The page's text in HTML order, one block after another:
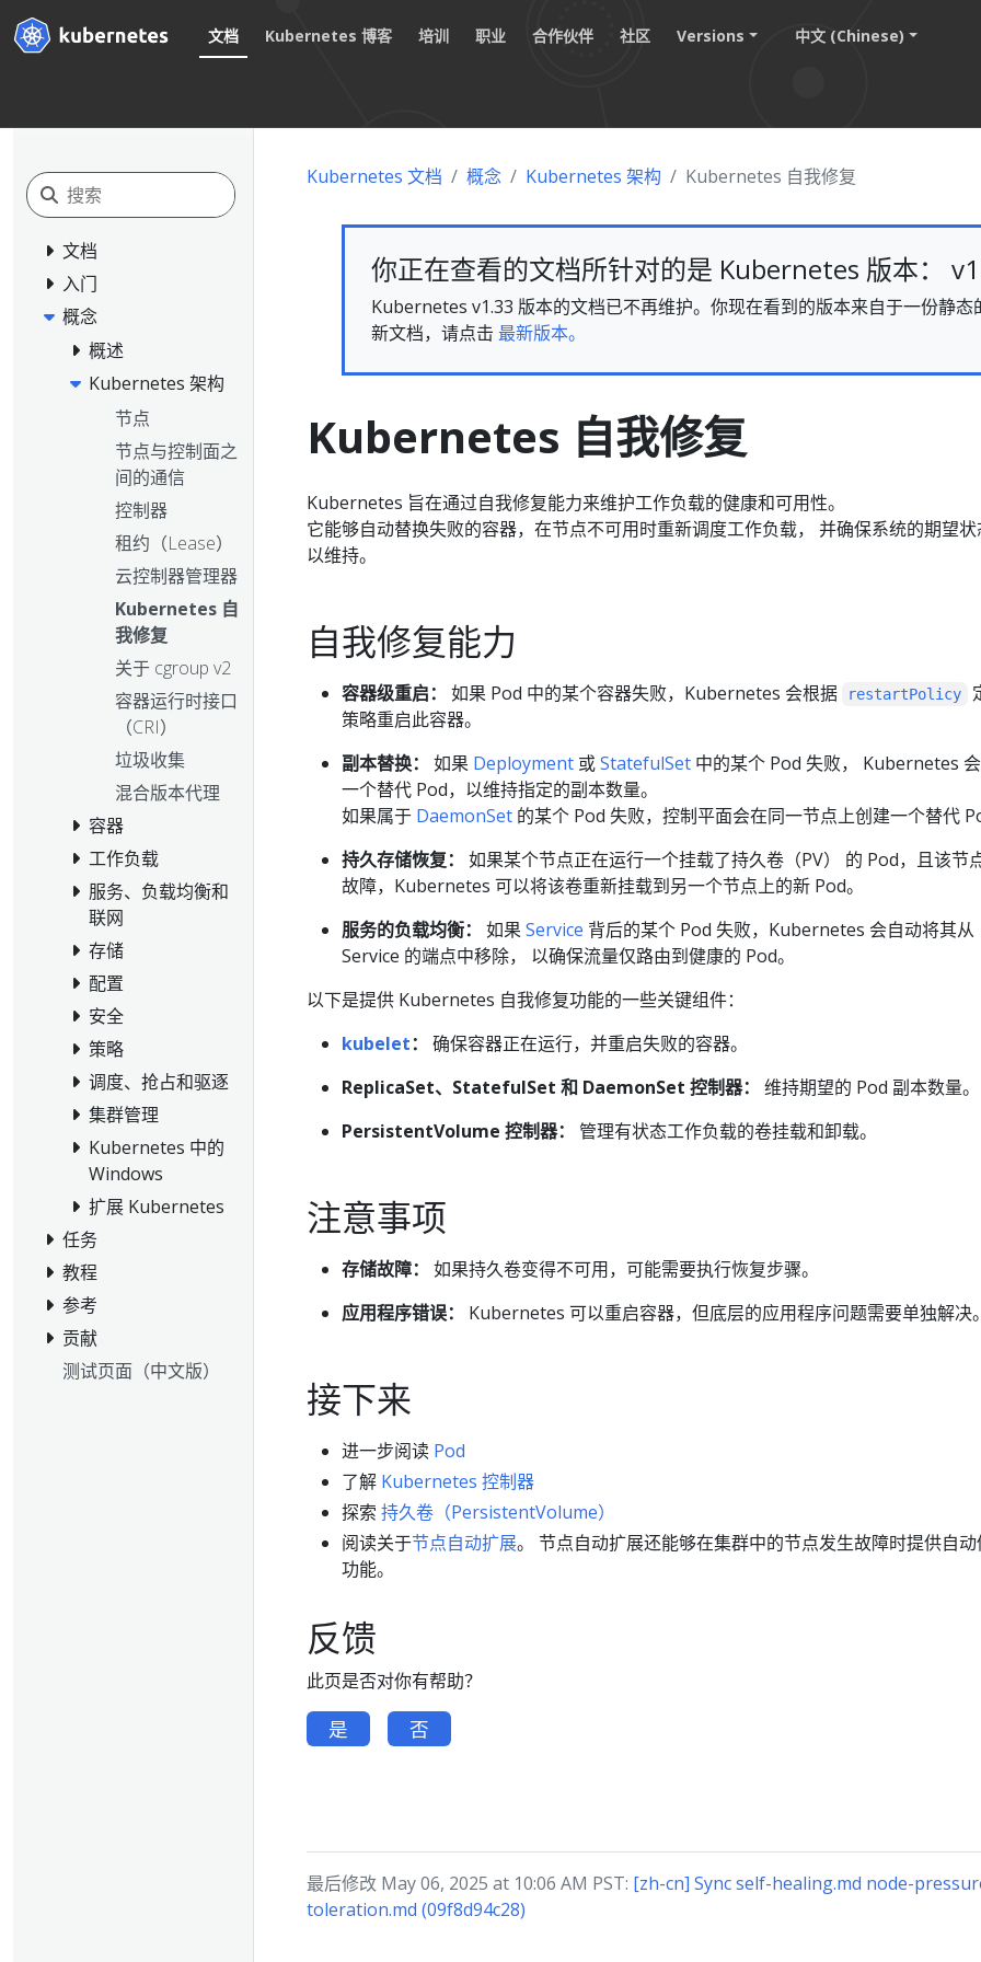
文档 Kubernetes 博客 培训 职业 合作伙伴 社区 Versions 中文 (Chinese)
文档
入门
概念
概述
Kubernetes 架构
节点
节点与控制面之
间的通信
控制器
租约（Lease）
云控制器管理器
Kubernetes 自
我修复
关于 cgroup v2
容器运行时接口
（CRI）
垃圾收集
混合版本代理
容器
工作负载
服务、负载均衡和
联网
存储
配置
安全
策略
调度、抢占和驱逐
集群管理
Kubernetes 中的
Windows
扩展 Kubernetes
任务
教程
参考
贡献
测试页面（中文版）
Kubernetes 文档 概念 Kubernetes 架构 Kubernetes 自我修复
你正在查看的文档所针对的是 Kubernetes 版本：
Kubernetes v1.33 版本的文档已不再维护。你现在看到的版本来自于一份静态
新文档，请点击 最新版本。
Kubernetes 自我修复
Kubernetes 旨在通过自我修复能力来维护工作负载的健康和可用性。
它能够自动替换失败的容器，在节点不可用时重新调度工作负载， 并确保系统的期望
以维持。
自我修复能力
容器级重启： 如果 Pod 中的某个容器失败，Kubernetes 会根据 restartPolicy
策略重启此容器。
副本替换：
如果 Deployment 或StatefulSet 中的某个 Pod 失败， Kubernetes
一个替代 Pod，以维持指定的副本数量。
如果属于 DaemonSet 的某个 Pod 失败，控制平面会在同一节点上创建一个替代
持久存储恢复：
如果某个节点正在运行一个挂载了持久卷（PV） 的 Pod，且该节
故障，Kubernetes 可以将该卷重新挂载到另一个节点上的新 Pod。
服务的负载均衡：
如果 Service 背后的某个 Pod 失败，Kubernetes 会自动将其从
Service 的端点中移除， 以确保流量仅路由到健康的 Pod。
以下是提供 Kubernetes 自我修复功能的一些关键组件：
kubelet：
确保容器正在运行，并重启失败的容器。
ReplicaSet、StatefulSet 和 DaemonSet 控制器：
维持期望的 Pod 副本数量。
PersistentVolume 控制器：
管理有状态工作负载的卷挂载和卸载。
注意事项
存储故障：
如果持久卷变得不可用，可能需要执行恢复步骤。
应用程序错误：
Kubernetes 可以重启容器，但底层的应用程序问题需要单独解决
接下来
进一步阅读 Pod
了解 Kubernetes 控制器
探索 持久卷（PersistentVolume）
阅读关于节点自动扩展。 节点自动扩展还能够在集群中的节点发生故障时提供自
功能。
反馈
此页是否对你有帮助？
是 否
最后修改 May 06, 2025 at 10:06 AM PST: [zh-cn] Sync self-healing.md node-
toleration.md (09f8d94c28)